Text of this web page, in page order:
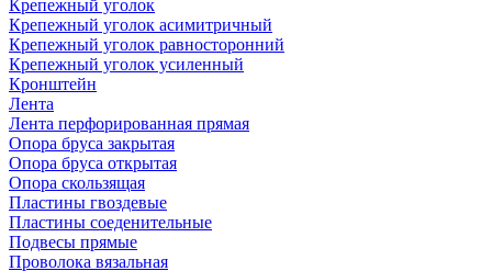
Крепежный уголок
Крепежный уголок асимитричный
Крепежный уголок равносторонний
Крепежный уголок усиленный
Кронштейн
Лента
Лента перфорированная прямая
Опора бруса закрытая
Опора бруса открытая
Опора скользящая
Пластины гвоздевые
Пластины соеденительные
Подвесы прямые
Проволока вязальная